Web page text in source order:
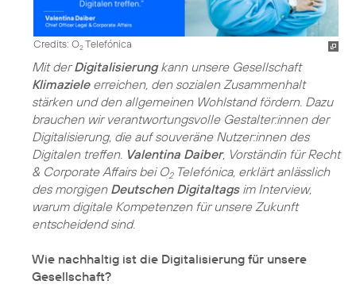
Credits: O2Telefónica
Mit derDigitalisierungkann unsere Gesellschaft
Klimazieleerreichen, den sozialen Zusammenhalt
stärken und den allgemeinen Wohlstand fördern. Dazu
brauchen wir verantwortungsvolle Gestalter:innen der
Digitalisierung, die auf souveräne Nutzer:innen des
Digitalen treffen. Valentina Daiber, Vorständin für Recht
& Corporate Affairs bei O2Telefónica, erklärt anlässlich
des morgigen Deutschen Digitaltagsim Interview,
warum digitale Kompetenzen für unsere Zukunft
entscheidend sind.
Wie nachhaltig ist die Digitalisierung für unsere
Gesellschaft?